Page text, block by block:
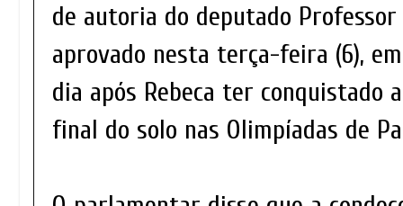
de autoria do deputado Professor
aprovado nesta terça-feira (6),
dia após Rebeca ter conquistado
final do solo nas Olimpíadas de